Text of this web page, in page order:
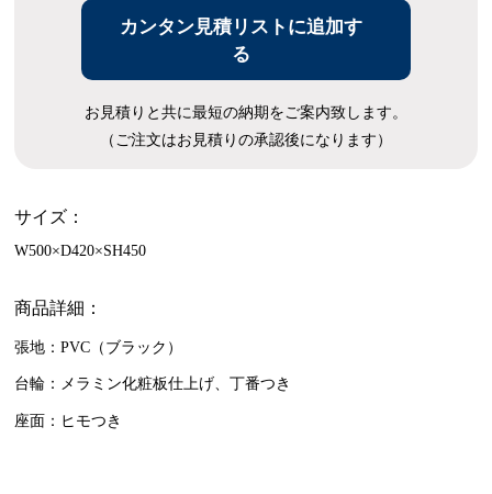
カンタン見積リストに追加す
る
お見積りと共に最短の納期をご案内致します。
（ご注文はお見積りの承認後になります）
サイズ：
W500×D420×SH450
商品詳細：
張地：PVC（ブラック）
台輪：メラミン化粧板仕上げ、丁番つき
座面：ヒモつき